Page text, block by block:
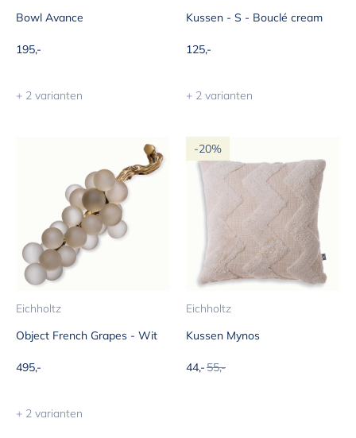
Bowl Avance
Aanbiedingsprijs
195,-
+ 2 varianten
Kussen - S - Bouclé cream
Aanbiedingsprijs
125,-
+ 2 varianten
Eichholtz
Object French Grapes - Wit
Aanbiedingsprijs
495,-
+ 2 varianten
-20%
Eichholtz
Kussen Mynos
Aanbiedingsprijs
44,-Normale prijs
55,-